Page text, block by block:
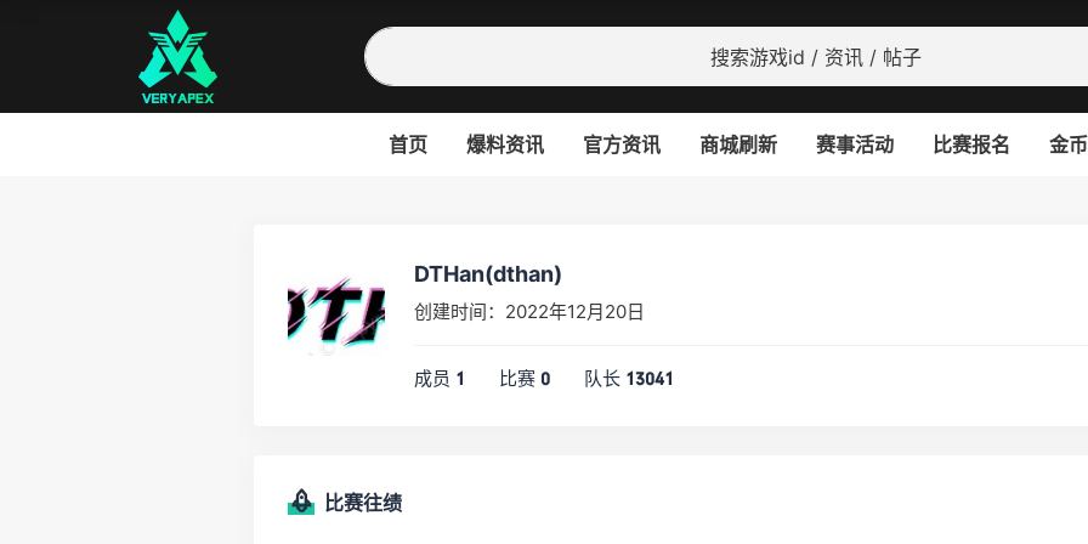
首页 爆料资讯 官方资讯 商城刷新 赛事活动 比赛报名 金
DTHan(dthan)
创建时间：2022年12月20日
成员 1 比赛 0 队长 13041
比赛往绩